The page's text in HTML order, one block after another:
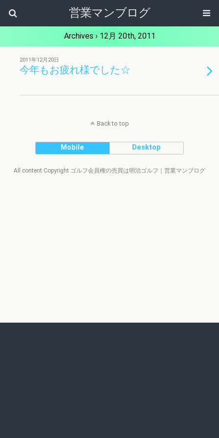
営業マンブログ
Archives › 12月 20th, 2011
2011年12月20日
今年もお疲れ様でした☆
Back to top
Mobile Desktop
All content Copyright ゴルフ会員権の売買は明治ゴルフ｜営業マンブログ